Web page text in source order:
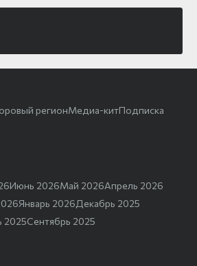
регионМедиа-китПодписка
Июнь 2026Май 2026Апрель 2026
Январь 2026Декабрь 2025
2025Сентябрь 2025